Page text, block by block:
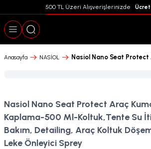
500 TL Üzeri Alışverişlerinizde
Geri Dön
Anasayfa NASİOL Nasiol Nano Seat Protect
Nasiol Nano Seat Protect Araç
Kaplama-500 Ml-Koltuk,Tente Su
Bakım, Detailing, Araç Koltuk
Leke Önleyici Sprey